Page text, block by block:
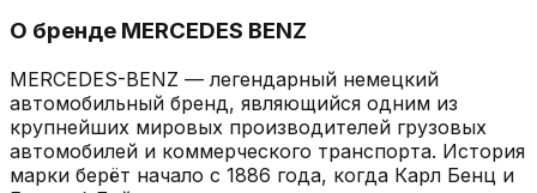
О бренде MERCEDES BENZ
MERCEDES-BENZ — легендарный немецкий
автомобильный бренд, являющийся одним из
крупнейших мировых производителей грузовых
автомобилей и коммерческого транспорта. История
марки берёт начало с 1886 года, когда Карл Бенц и